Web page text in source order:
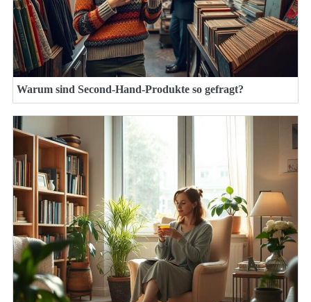
Warum sind Second-Hand-Produkte so gefragt?